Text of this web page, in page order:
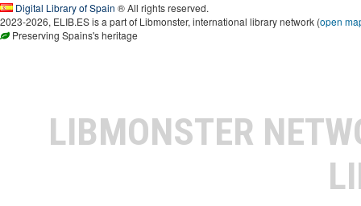
Digital Library of Spain ® All rights reserved.
2023-2026, ELIB.ES is a part of Libmonster, international library network (open
Preserving Spains's heritage
LIBMONSTER